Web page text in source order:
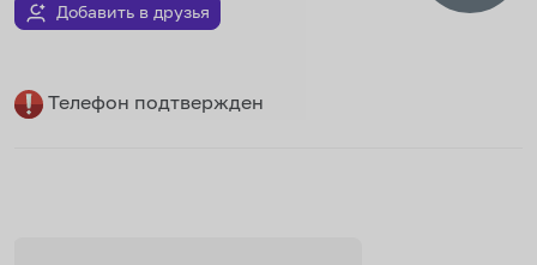
Добавить в друзья
Телефон подтвержден